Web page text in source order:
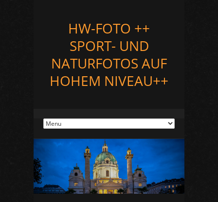
HW-FOTO ++
SPORT- UND
NATURFOTOS AUF
HOHEM NIVEAU++